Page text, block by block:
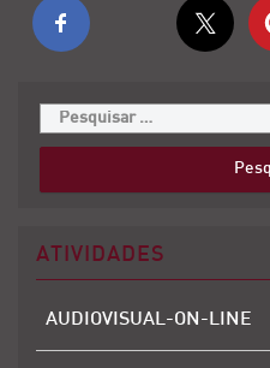
ATIVIDADES
AUDIOVISUAL-ON-LINE